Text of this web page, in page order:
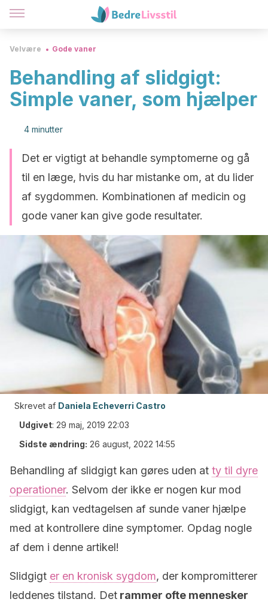
Velvære Gode vaner
Behandling af slidgigt:
Simple vaner, som hjælper
4 minutter
Det er vigtigt at behandle symptomerne og gå
til en læge, hvis du har mistanke om, at du lider
af sygdommen. Kombinationen af medicin og
gode vaner kan give gode resultater.
Skrevet af Daniela Echeverri Castro
Udgivet: 29 maj, 2019 22:03
Sidste ændring: 26 august, 2022 14:55
Behandling af slidgigt kan gøres uden at ty til dyre
operationer. Selvom der ikke er nogen kur mod
slidgigt, kan vedtagelsen af sunde vaner hjælpe
med at kontrollere dine symptomer. Opdag nogle
af dem i denne artikel!
Slidgigt er en kronisk sygdom, der kompromitterer
leddenes tilstand. Det rammer ofte mennesker